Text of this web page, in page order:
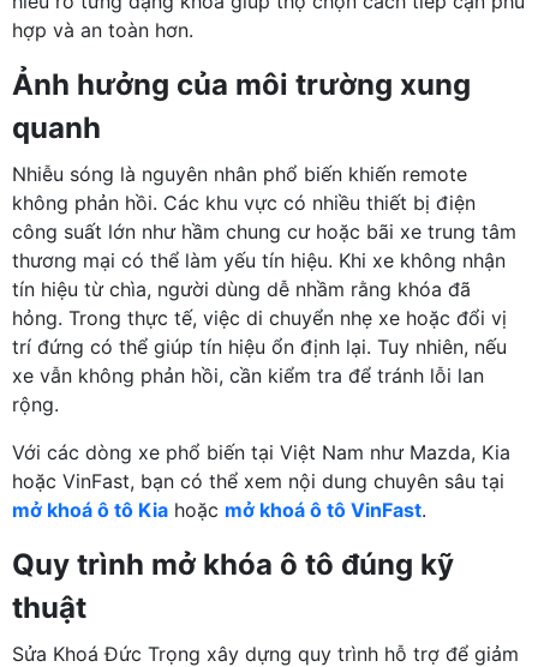
hợp và an toàn hơn.
Ảnh hưởng của môi trường xung
quanh
Nhiễu sóng là nguyên nhân phổ biến khiến remote
không phản hồi. Các khu vực có nhiều thiết bị điện
công suất lớn như hầm chung cư hoặc bãi xe trung tâm
thương mại có thể làm yếu tín hiệu. Khi xe không nhận
tín hiệu từ chìa, người dùng dễ nhầm rằng khóa đã
hỏng. Trong thực tế, việc di chuyển nhẹ xe hoặc đổi vị
trí đứng có thể giúp tín hiệu ổn định lại. Tuy nhiên, nếu
xe vẫn không phản hồi, cần kiểm tra để tránh lỗi lan
rộng.
Với các dòng xe phổ biến tại Việt Nam như Mazda, Kia
hoặc VinFast, bạn có thể xem nội dung chuyên sâu tại
mở khoá ô tô Kia hoặc mở khoá ô tô VinFast.
Quy trình mở khóa ô tô đúng kỹ
thuật
Sửa Khoá Đức Trọng xây dựng quy trình hỗ trợ để giảm